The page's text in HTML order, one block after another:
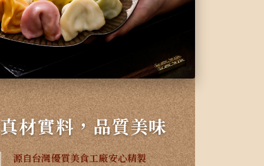
真材實料，品質美味
源自台灣優質美食工廠安心精製